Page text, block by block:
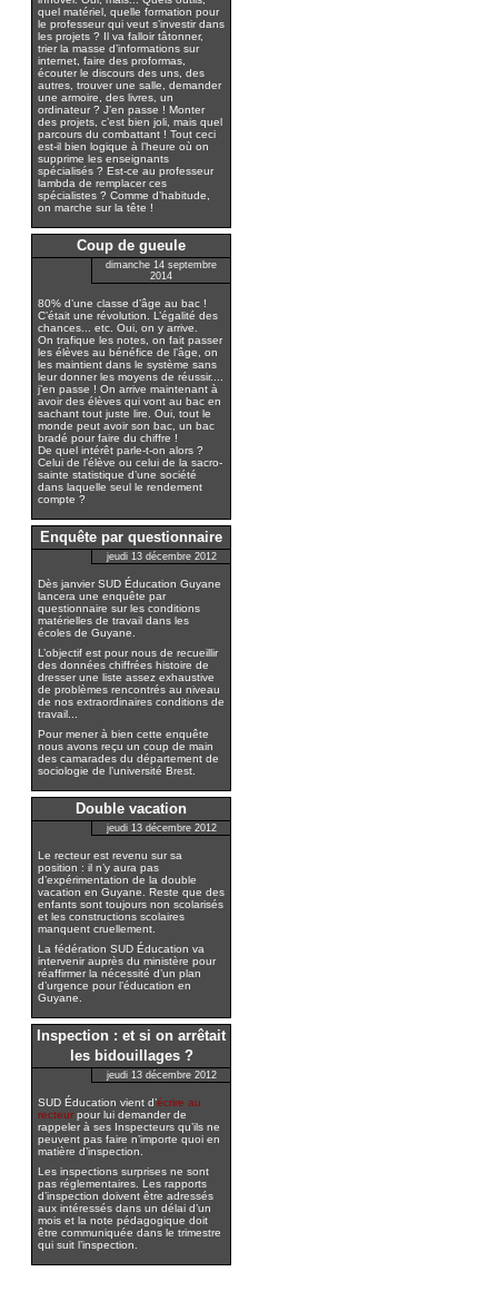
quel matériel, quelle formation pour
le professeur qui veut s’investir dans
les projets ? Il va falloir tâtonner,
trier la masse d’informations sur
internet, faire des proformas,
écouter le discours des uns, des
autres, trouver une salle, demander
une armoire, des livres, un
ordinateur ? J’en passe ! Monter
des projets, c’est bien joli, mais quel
parcours du combattant ! Tout ceci
est-il bien logique à l’heure où on
supprime les enseignants
spécialisés ? Est-ce au professeur
lambda de remplacer ces
spécialistes ? Comme d’habitude,
on marche sur la tête !
Coup de gueule
dimanche 14 septembre
2014
80% d’une classe d’âge au bac !
C’était une révolution. L’égalité des
chances... etc. Oui, on y arrive.
On trafique les notes, on fait passer
les élèves au bénéfice de l’âge, on
les maintient dans le système sans
leur donner les moyens de réussir....
j’en passe ! On arrive maintenant à
avoir des élèves qui vont au bac en
sachant tout juste lire. Oui, tout le
monde peut avoir son bac, un bac
bradé pour faire du chiffre !
De quel intérêt parle-t-on alors ?
Celui de l’élève ou celui de la sacro-
sainte statistique d’une société
dans laquelle seul le rendement
compte ?
Enquête par questionnaire
jeudi 13 décembre 2012
Dès janvier SUD Éducation Guyane
lancera une enquête par
questionnaire sur les conditions
matérielles de travail dans les
écoles de Guyane.
L’objectif est pour nous de recueillir
des données chiffrées histoire de
dresser une liste assez exhaustive
de problèmes rencontrés au niveau
de nos extraordinaires conditions de
travail...
Pour mener à bien cette enquête
nous avons reçu un coup de main
des camarades du département de
sociologie de l’université Brest.
Double vacation
jeudi 13 décembre 2012
Le recteur est revenu sur sa
position : il n’y aura pas
d’expérimentation de la double
vacation en Guyane. Reste que des
enfants sont toujours non scolarisés
et les constructions scolaires
manquent cruellement.
La fédération SUD Éducation va
intervenir auprès du ministère pour
réaffirmer la nécessité d’un plan
d’urgence pour l’éducation en
Guyane.
Inspection : et si on arrêtait
les bidouillages ?
jeudi 13 décembre 2012
SUD Éducation vient d’écrire au
recteur pour lui demander de
rappeler à ses Inspecteurs qu’ils ne
peuvent pas faire n’importe quoi en
matière d’inspection.
Les inspections surprises ne sont
pas réglementaires. Les rapports
d’inspection doivent être adressés
aux intéressés dans un délai d’un
mois et la note pédagogique doit
être communiquée dans le trimestre
qui suit l’inspection.